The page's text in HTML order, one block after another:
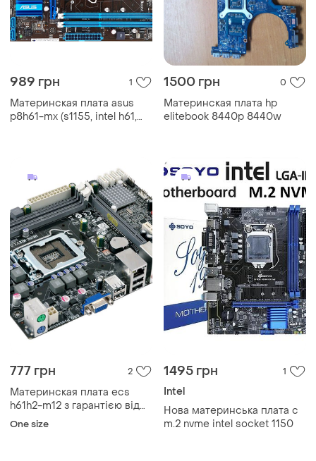
989 грн 1
Материнская плата asus
p8h61-mx (s1155, intel h61,
1500 грн 0
Материнская плата hp
elitebook 8440p 8440w
777 грн 2
Материнская плата ecs
h61h2-m12 з гарантією від
магазину
One size
1495 грн 1
Intel
Нова материнська плата с
m.2 nvme intel socket 1150